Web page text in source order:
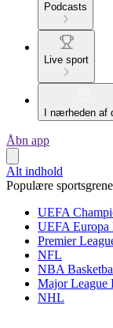
Podcasts
Live sport
I nærheden af
Åbn app
Alt indhold
Populære sportsgrene
UEFA
UEFA Europa
Premier
NFL
NBA
Major League
NHL